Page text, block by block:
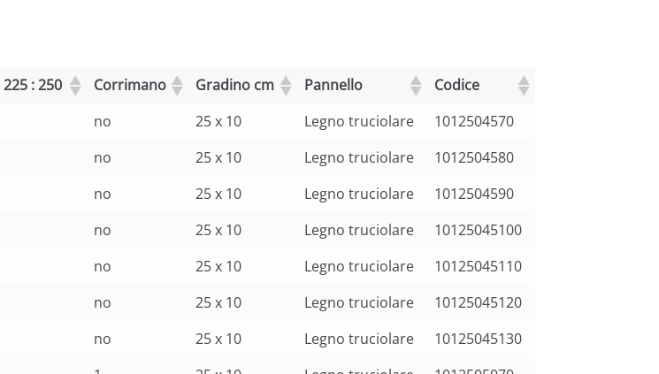
: 250 Corrimano Gradino cm Pannello
Codice
no 25 x 10 Legno truciolare
1012504570
no 25 x 10 Legno truciolare
1012504580
no 25 x 10 Legno truciolare
1012504590
no 25 x 10 Legno truciolare
10125045100
no 25 x 10 Legno truciolare
10125045110
no 25 x 10 Legno truciolare
10125045120
no 25 x 10 Legno truciolare
10125045130